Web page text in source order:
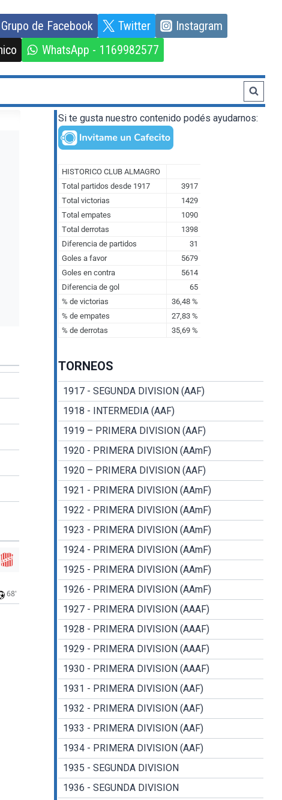
Grupo de Facebook Twitter
Instagram
WhatsApp - 1169982577
68'
Si te gusta nuestro contenido podés ayudarnos:
TORNEOS
1917 - SEGUNDA DIVISION (AAF)
1918 - INTERMEDIA (AAF)
1919 – PRIMERA DIVISION (AAF)
1920 - PRIMERA DIVISION (AAmF)
1920 – PRIMERA DIVISION (AAF)
1921 - PRIMERA DIVISION (AAmF)
1922 - PRIMERA DIVISION (AAmF)
1923 - PRIMERA DIVISION (AAmF)
1924 - PRIMERA DIVISION (AAmF)
1925 - PRIMERA DIVISION (AAmF)
1926 - PRIMERA DIVISION (AAmF)
1927 - PRIMERA DIVISION (AAAF)
1928 - PRIMERA DIVISION (AAAF)
1929 - PRIMERA DIVISION (AAAF)
1930 - PRIMERA DIVISION (AAAF)
1931 - PRIMERA DIVISION (AAF)
1932 - PRIMERA DIVISION (AAF)
1933 - PRIMERA DIVISION (AAF)
1934 - PRIMERA DIVISION (AAF)
1935 - SEGUNDA DIVISION
1936 - SEGUNDA DIVISION